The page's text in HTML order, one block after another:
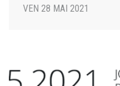
VEN 28 MAI 2021